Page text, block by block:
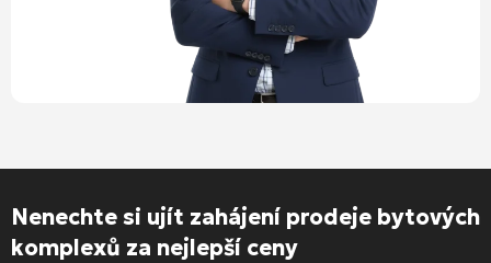
Nenechte si ujít zahájení prodeje bytových
komplexů za nejlepší ceny